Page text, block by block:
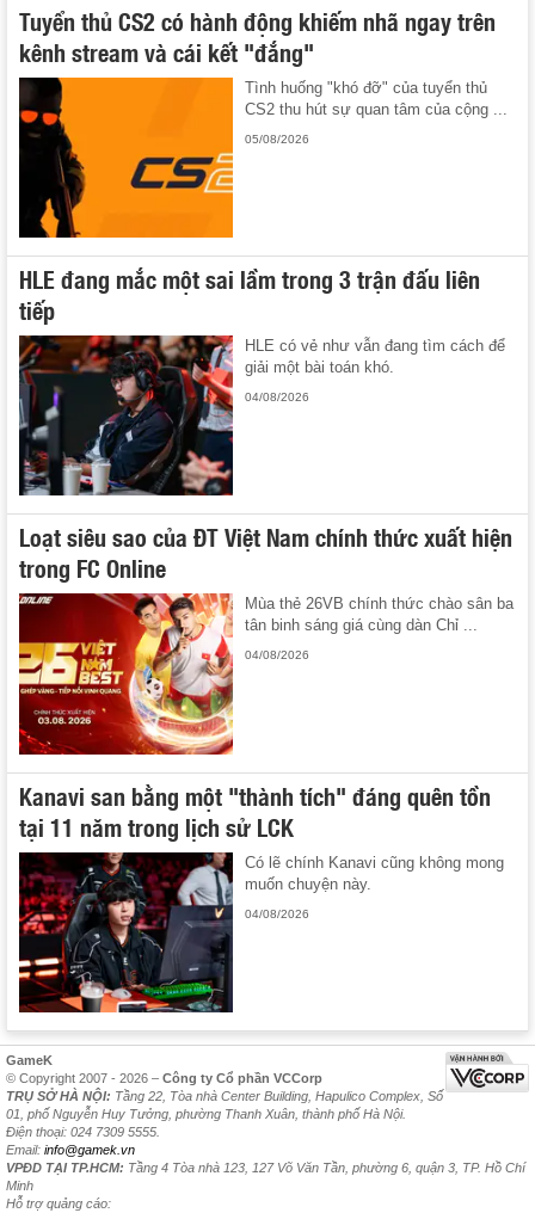
Tuyển thủ CS2 có hành động khiếm nhã ngay trên
kênh stream và cái kết "đắng"
Tình huống "khó đỡ" của tuyển thủ
CS2 thu hút sự quan tâm của cộng ...
05/08/2026
HLE đang mắc một sai lầm trong 3 trận đấu liên
tiếp
HLE có vẻ như vẫn đang tìm cách để
giải một bài toán khó.
04/08/2026
Loạt siêu sao của ĐT Việt Nam chính thức xuất hiện
trong FC Online
Mùa thẻ 26VB chính thức chào sân ba
tân binh sáng giá cùng dàn Chỉ ...
04/08/2026
Kanavi san bằng một "thành tích" đáng quên tồn
tại 11 năm trong lịch sử LCK
Có lẽ chính Kanavi cũng không mong
muốn chuyện này.
04/08/2026
GameK
© Copyright 2007 - 2026 – Công ty Cổ phần VCCorp
TRỤ SỞ HÀ NỘI: Tầng 22, Tòa nhà Center Building, Hapulico Complex, Số
01, phố Nguyễn Huy Tưởng, phường Thanh Xuân, thành phố Hà Nội.
Điện thoại: 024 7309 5555.
Email: info@gamek.vn
VPĐD TẠI TP.HCM: Tầng 4 Tòa nhà 123, 127 Võ Văn Tần, phường 6, quận 3, TP. Hồ Chí
Minh
Hỗ trợ quảng cáo: